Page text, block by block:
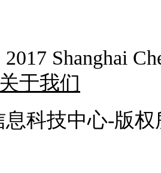
Shanghai
于我们
科技中心-版